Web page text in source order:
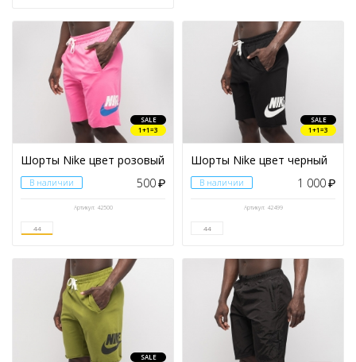
SALE
1+1=3
Шорты Nike цвет розовый
В наличии 500₽
Артикул: 42500
44
SALE
1+1=3
Шорты Nike цвет черный
В наличии 1 000₽
Артикул: 42499
44
SALE